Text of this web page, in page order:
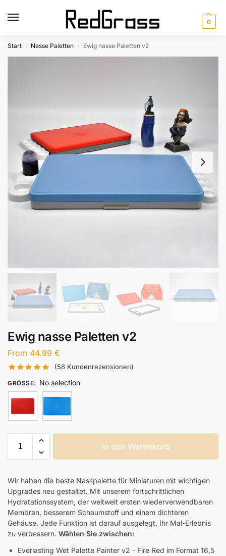
0
Start / Nasse Paletten / Ewig nasse Paletten v2
Ewig nasse Paletten v2
From 44.99 €
(58 Kundenrezensionen)
GRÖSSE : No selection
In den Warenkorb
Wir haben die beste Nasspalette für Miniaturen mit wichtigen
Upgrades neu gestaltet. Mit unserem fortschrittlichen
Hydratationssystem, der weltweit ersten wiederverwendbaren
Membran, besserem Schaumstoff und einem dichteren
Gehäuse. Jede Funktion ist darauf ausgelegt, Ihr Mal-Erlebnis
zu verbessern. Wählen Sie zwischen:
Everlasting Wet Palette Painter v2 - Fire Red im Format 16,5